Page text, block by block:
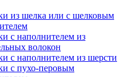
из шелка или с шелковым
с наполнителем из
волокон
с наполнителем из шерсти
с пухо-перовым